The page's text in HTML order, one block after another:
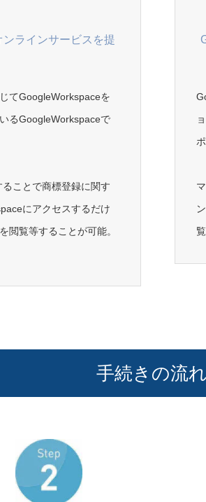
ラインサービスを提
てGoogleWorkspaceを
るGoogleWorkspaceで
ことで商標登録に関す
にアクセスするだけ
閲覧等することが可能。
手続きの流れ